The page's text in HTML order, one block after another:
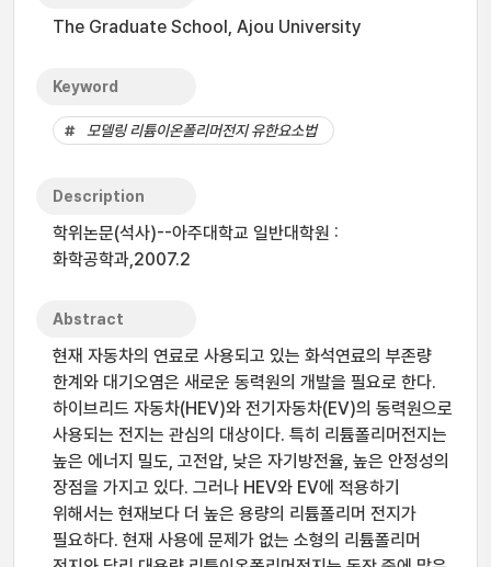
The Graduate School, Ajou University
Keyword
모델링 리튬이온폴리머전지 유한요소법
Description
학위논문(석사)--아주대학교 일반대학원 :
화학공학과,2007.2
Abstract
현재 자동차의 연료로 사용되고 있는 화석연료의 부존량
한계와 대기오염은 새로운 동력원의 개발을 필요로 한다.
하이브리드 자동차(HEV)와 전기자동차(EV)의 동력원으로
사용되는 전지는 관심의 대상이다. 특히 리튬폴리머전지는
높은 에너지 밀도, 고전압, 낮은 자기방전율, 높은 안정성의
장점을 가지고 있다. 그러나 HEV와 EV에 적용하기
위해서는 현재보다 더 높은 용량의 리튬폴리머 전지가
필요하다. 현재 사용에 문제가 없는 소형의 리튬폴리머